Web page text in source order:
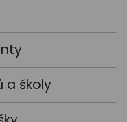
a školy
/ 2022